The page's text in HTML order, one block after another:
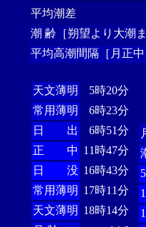
平均潮差
潮 齢［朔望より大潮ま
平均高潮間隔［月正中
天文薄明
5時20分
常用薄明
6時23分
日 出
6時51分
正 中 11時47分
日 没 16時43分
常用薄明 17時11分
天文薄明 18時14分